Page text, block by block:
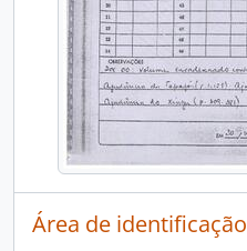
Área de identificação